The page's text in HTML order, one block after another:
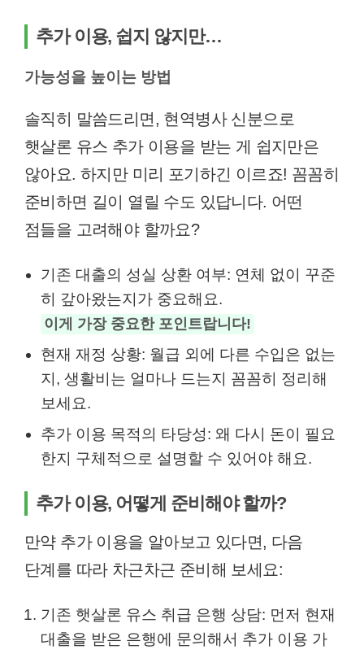
추가 이용, 쉽지 않지만…
가능성을 높이는 방법
솔직히 말씀드리면, 현역병사 신분으로
햇살론 유스 추가 이용을 받는 게 쉽지만은
않아요. 하지만 미리 포기하긴 이르죠! 꼼꼼히
준비하면 길이 열릴 수도 있답니다. 어떤
점들을 고려해야 할까요?
기존 대출의 성실 상환 여부: 연체 없이 꾸준
히 갚아왔는지가 중요해요.
이게 가장 중요한 포인트랍니다!
현재 재정 상황: 월급 외에 다른 수입은 없는
지, 생활비는 얼마나 드는지 꼼꼼히 정리해
보세요.
추가 이용 목적의 타당성: 왜 다시 돈이 필요
한지 구체적으로 설명할 수 있어야 해요.
추가 이용, 어떻게 준비해야 할까?
만약 추가 이용을 알아보고 있다면, 다음
단계를 따라 차근차근 준비해 보세요:
기존 햇살론 유스 취급 은행 상담: 먼저 현재
대출을 받은 은행에 문의해서 추가 이용 가